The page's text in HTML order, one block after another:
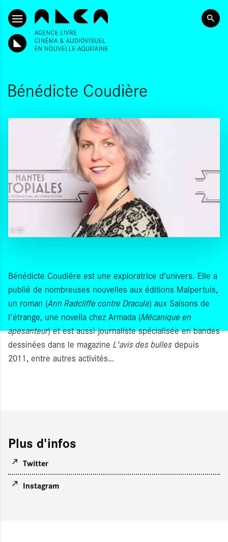
SKIP TO CONTENT
Bénédicte Coudière
© DR
Bénédicte Coudière est une exploratrice d’univers. Elle a
publié de nombreuses nouvelles aux éditions Malpertuis,
un roman (Ann Radcliffe contre Dracula) aux Saisons de
l'étrange, une novella chez Armada (Mécanique en
apesanteur) et est aussi journaliste spécialisée en bandes
dessinées dans le magazine L'avis des bulles depuis
2011, entre autres activités…
Plus d'infos
Twitter
Instagram